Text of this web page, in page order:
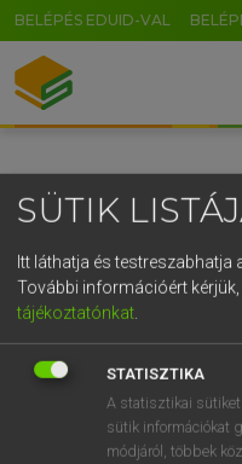
BELÉPÉS EDUID-VAL
SÜTIK
Itt láthatja és
További információért
tájékoztatónkat
STATISZTIKA
A statisztikai sütiket
sütik információkat
módjáról, többek
GR
5
g h k l
v b n m ,